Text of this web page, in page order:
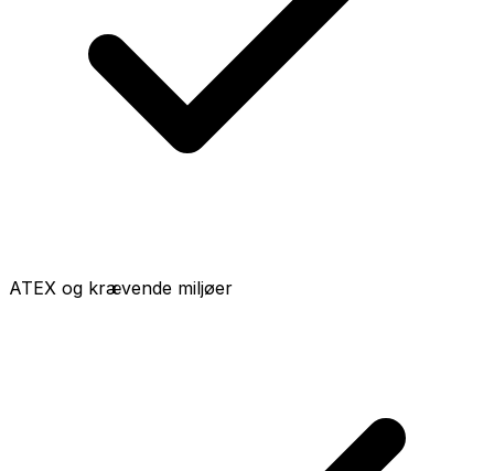
ATEX og krævende miljøer